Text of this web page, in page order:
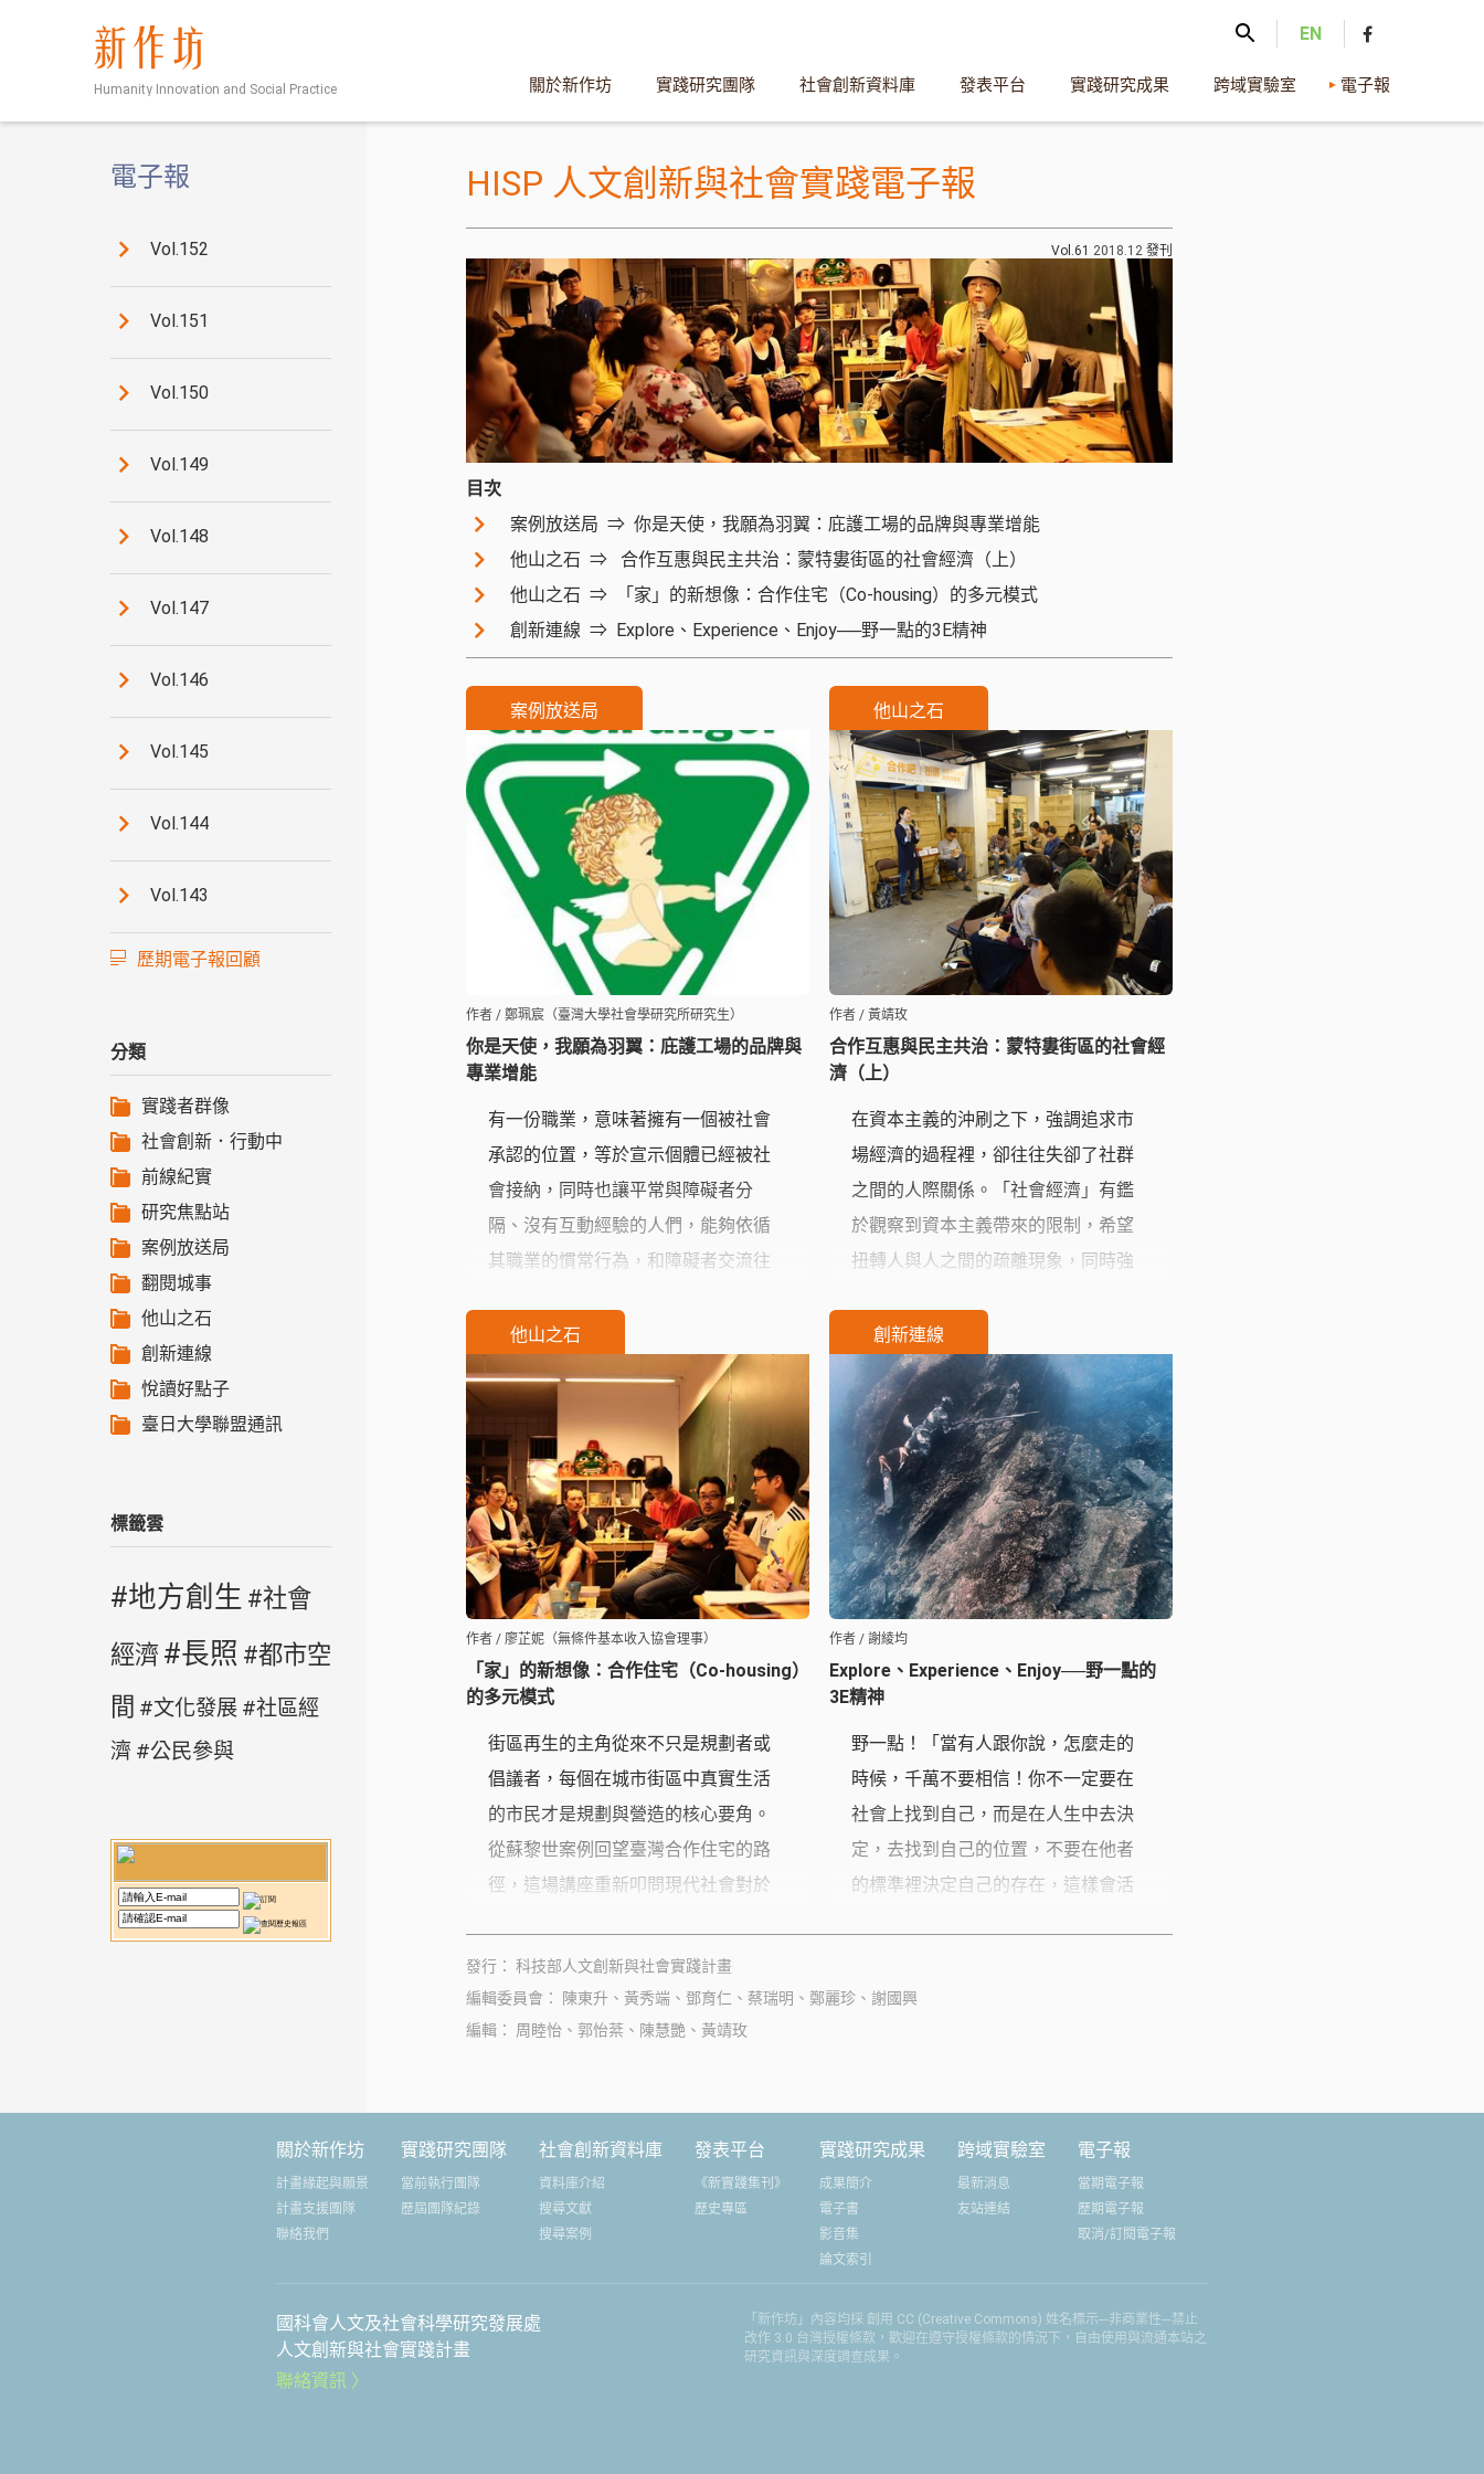
Humanity Innovation and Social Practice 關於新作坊 實踐研究團隊 社會創新資料庫 發表平台 實踐研究成果 跨域實驗室 電子報
EN
HISP 人文創新與社會實踐電子報
Vol.61 2018.12 發刊
目次
案例放送局
你是天使，我願為羽翼：庇護工場的品牌與專業增能
他山之石
合作互惠與民主共治：蒙特婁街區的社會經濟（上）
他山之石
「家」的新想像：合作住宅（Co-housing）的多元模式
創新連線
Explore、Experience、Enjoy──野一點的3E精神
案例放送局
你是天使，我願為羽翼：庇護工場的品牌與
專業增能
作者 / 鄭珮宸（臺灣大學社會學研究所研究生）
有一份職業，意味著擁有一個被社會
承認的位置，等於宣示個體已經被社
會接納，同時也讓平常與障礙者分
隔、沒有互動經驗的人們，能夠依循
其職業的慣常行為，和障礙者交流往
經營障礙者溫和、認真的形象，讓障
礙者逐漸從隱形（invisible）的狀態中
脫離，以正面的形象進入就業市場、
進入社會 。
他山之石
合作互惠與民主共治：蒙特婁街區的社會經
濟（上）
作者 / 黃靖玫
在資本主義的沖刷之下，強調追求市
場經濟的過程裡，卻往往失卻了社群
之間的人際關係。「社會經濟」有鑑
於觀察到資本主義帶來的限制，希望
扭轉人與人之間的疏離現象，同時強
活動成為社群內正向互惠的行為，也
避免資本過度外流，讓社區的經濟體
保持健全。
他山之石
「家」的新想像：合作住宅（Co-housing）
的多元模式
作者 / 廖芷妮（無條件基本收入協會理事）
街區再生的主角從來不只是規劃者或
倡議者，每個在城市街區中真實生活
的市民才是規劃與營造的核心要角。
從蘇黎世案例回望臺灣合作住宅的路
徑，這場講座重新叩問現代社會對於
土地權狀，真的能代表家的意涵？與
其窮盡金錢換得一個高度隔離、商業
化的生活空間，或許我們應該花更多
創新連線
Explore、Experience、Enjoy──野一點的
3E精神
作者 / 謝綾均
野一點！「當有人跟你說，怎麼走的
時候，千萬不要相信！你不一定要在
社會上找到自己，而是在人生中去決
定，去找到自己的位置，不要在他者
的標準裡決定自己的存在，這樣會活
發行
科技部人文創新與社會實踐計畫
編輯委員會
陳東升、黃秀端、鄧育仁、蔡瑞明、鄭麗珍、謝國興
編輯
周睦怡、郭怡棻、陳慧艷、黃靖玫
電子報
Vol.152
Vol.151
Vol.150
Vol.149
Vol.148
Vol.147
Vol.146
Vol.145
Vol.144
Vol.143
歷期電子報回顧
分類
實踐者群像
社會創新．行動中
前線紀實
研究焦點站
案例放送局
翻閱城事
他山之石
創新連線
悅讀好點子
臺日大學聯盟通訊
標籤雲
地方創生
社會
經濟
長照
都市空
間
文化發展
社區經
濟
公民參與
關於新作坊
計畫緣起與願景
計畫支援團隊
聯絡我們
實踐研究團隊
當前執行團隊
歷屆團隊紀錄
社會創新資料庫
資料庫介紹
搜尋文獻
搜尋案例
發表平台
《新實踐集刊》
歷史專區
實踐研究成果
成果簡介
電子書
影音集
論文索引
跨域實驗室
最新消息
友站連結
電子報
當期電子報
歷期電子報
取消/訂閱電子報
國科會人文及社會科學研究發展處
人文創新與社會實踐計畫
聯絡資訊
「新作坊」內容均採 創用 CC (Creative Commons) 姓名標示─非商業性─禁止
改作 3.0 台灣授權條款，歡迎在遵守授權條款的情況下，自由使用與流通本站之
研究資訊與深度調查成果。